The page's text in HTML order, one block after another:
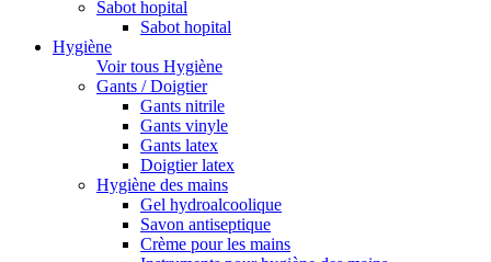
Sabot hopital
Sabot hopital
Hygiène
Voir tous Hygiène
Gants / Doigtier
Gants nitrile
Gants vinyle
Gants latex
Doigtier latex
Hygiène des mains
Gel hydroalcoolique
Savon antiseptique
Crème pour les mains